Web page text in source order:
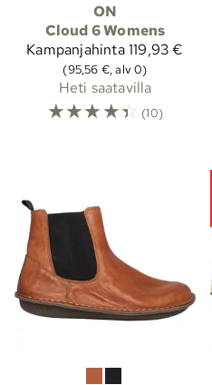
ON
Cloud 6 Womens
Kampanjahinta119,93 €
(95,56 €, alv 0)
Heti saatavilla
☆☆☆☆☆ (10)
Lajit‪»Ulkoilu